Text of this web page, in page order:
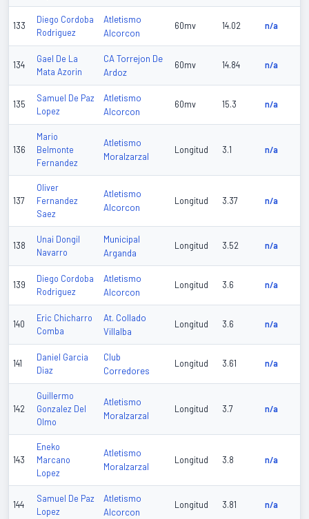
133
Diego Cordoba
Rodriguez
Atletismo
Alcorcon
60mv 14.02 n/a
134
Gael De La
Mata Azorin
CA Torrejon De
Ardoz
60mv 14.84 n/a
135
Samuel De Paz
Lopez
Atletismo
Alcorcon
60mv 15.3 n/a
136
Mario
Belmonte
Fernandez
Atletismo
Moralzarzal
Longitud 3.1 n/a
137
Oliver
Fernandez
Saez
Atletismo
Alcorcon
Longitud 3.37 n/a
138
Unai Dongil
Navarro
Municipal
Arganda
Longitud 3.52 n/a
139
Diego Cordoba
Rodriguez
Atletismo
Alcorcon
Longitud 3.6 n/a
140
Eric Chicharro
Comba
At. Collado
Villalba
Longitud 3.6 n/a
141
Daniel Garcia
Diaz
Club
Corredores
Longitud 3.61 n/a
142
Guillermo
Gonzalez Del
Olmo
Atletismo
Moralzarzal
Longitud 3.7 n/a
143
Eneko
Marcano
Lopez
Atletismo
Moralzarzal
Longitud 3.8 n/a
144
Samuel De Paz
Lopez
Atletismo
Alcorcon
Longitud 3.81 n/a